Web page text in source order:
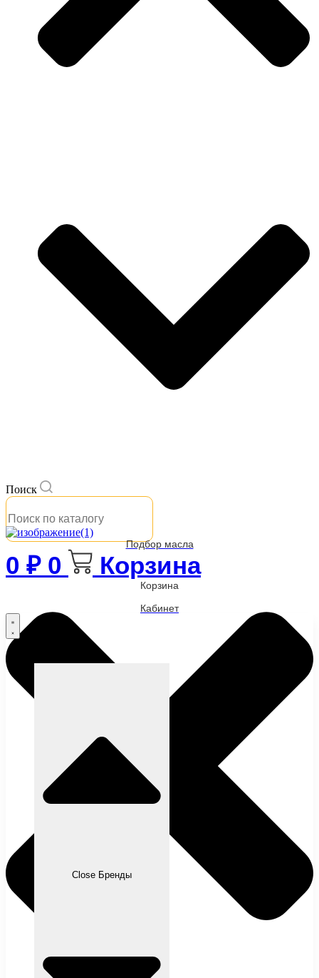
Поиск
Подбор масла
0 ₽ 0 Корзина
Корзина
Кабинет
Close Бренды